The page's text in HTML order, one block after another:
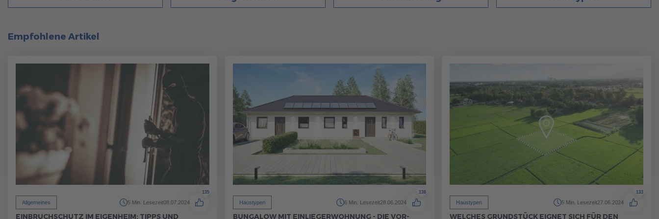
Empfohlene Artikel
Allgemeines 5 Min. Lesezeit08.07.2024
135
EINBRUCHSCHUTZ IM EIGENHEIM: TIPPS UND
Haustypen 6 Min. Lesezeit28.06.2024
138
BUNGALOW MIT EINLIEGERWOHNUNG - DIE VOR-
Haustypen 5 Min. Lesezeit27.06.2024
133
WELCHES GRUNDSTÜCK EIGNET SICH FÜR DEN